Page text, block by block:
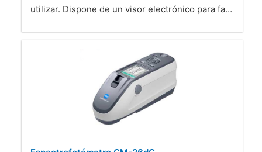
utilizar. Dispone de un visor electrónico para fa…